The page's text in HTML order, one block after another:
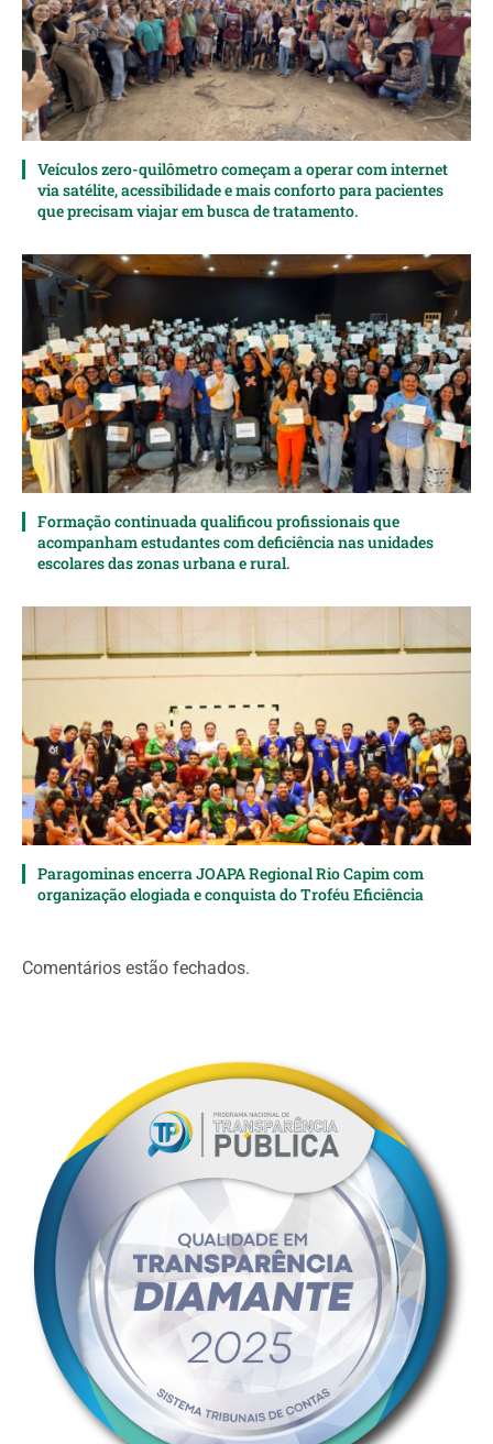
Veículos zero-quilômetro começam a operar com internet
via satélite, acessibilidade e mais conforto para pacientes
que precisam viajar em busca de tratamento.
Formação continuada qualificou profissionais que
acompanham estudantes com deficiência nas unidades
escolares das zonas urbana e rural.
Paragominas encerra JOAPA Regional Rio Capim com
organização elogiada e conquista do Troféu Eficiência
Comentários estão fechados.